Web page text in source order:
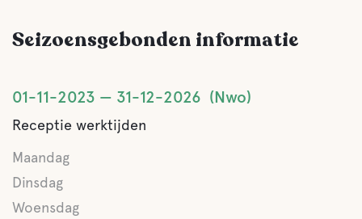
Koffie
Buffe/lunch
A la carte
Seizoensgebonden informatie
01-11-2023 31-12-2026 Nwo
Receptie werktijden
Maandag
Dinsdag
Woensdag